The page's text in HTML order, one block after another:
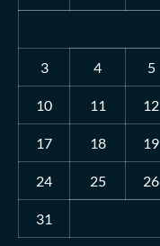
3 4 5
10 11 12
17 18 19
24 25 26
31